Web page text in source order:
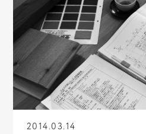
2014.03.14